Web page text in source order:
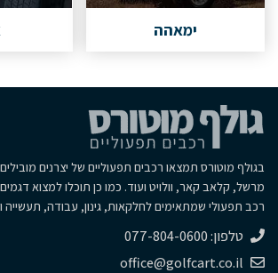
ימאהה
בגולף מוטורס תמצאו רכבים תפעוליים של יצרנים מובילים
מרשל, קלאב קאר, וולויט ועוד. כמו כן תוכלו למצוא
רכב תפעולי שמתאימים לחלקאות, גינון, עבודה, תעשייה
טלפון: 077-804-0600
office@golfcart.co.il